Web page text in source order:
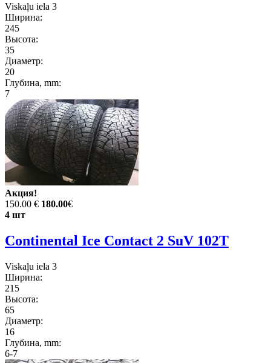
Viskaļu iela 3
Ширина:
245
Высота:
35
Диаметр:
20
Глубина, mm:
7
Акция!
150.00 € 180.00€
4 шт
Continental Ice Contact 2 SuV 102T
Viskaļu iela 3
Ширина:
215
Высота:
65
Диаметр:
16
Глубина, mm:
6-7